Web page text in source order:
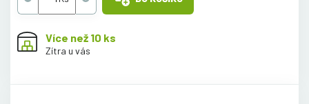
Více než 10 ks
Zítra u vás